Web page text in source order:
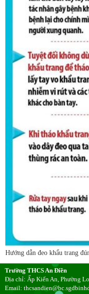
Hướng dẫn đeo khẩu trang
Trường THCS An Điền
Địa chỉ: Ấp Kiến An, Phường
Email: